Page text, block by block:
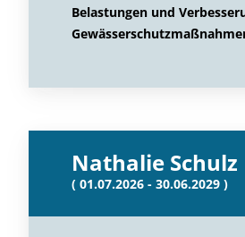
Belastungen und
Nathalie Schulz
( 01.07.2026 - 30.06.2029 )